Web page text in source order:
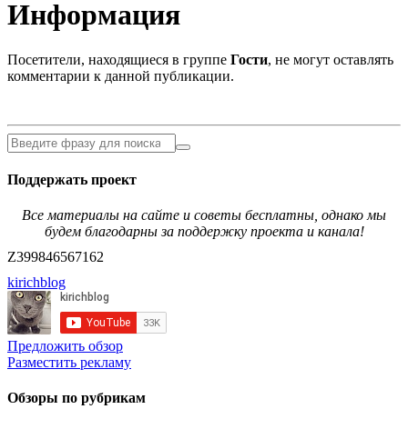
Информация
Посетители, находящиеся в группе Гости, не могут оставлять
комментарии к данной публикации.
Поддержать проект
Все материалы на сайте и советы бесплатны, однако мы
будем благодарны за поддержку проекта и канала!
Z399846567162
kirichblog
Предложить обзор
Разместить рекламу
Обзоры по рубрикам